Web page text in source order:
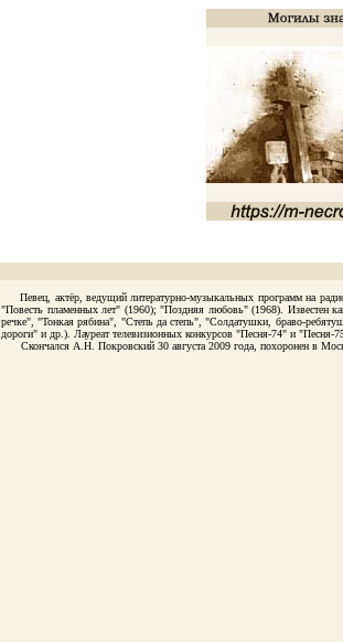
Певец, актёр, ведущий литературно-музыкальных программ на
"Повесть пламенных лет" (1960); "Поздняя любовь" (1968). Известен
речке", "Тонкая рябина", "Степь да степь", "Солдатушки, браво-
дороги" и др.). Лауреат телевизионных конкурсов "Песня-74" и "Песня-
Скончался А.Н. Покровский 30 августа 2009 года, похоронен в